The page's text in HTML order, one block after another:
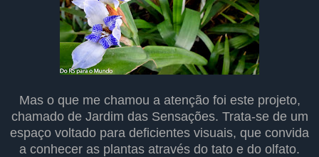
Mas o que me chamou a atenção foi este projeto,
chamado de Jardim das Sensações. Trata-se de um
espaço voltado para deficientes visuais, que convida
a conhecer as plantas através do tato e do olfato.